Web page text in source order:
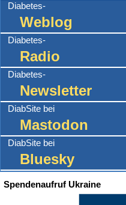
Diabetes-
Weblog
Diabetes-
Radio
Diabetes-
Newsletter
DiabSite bei
Mastodon
DiabSite bei
Bluesky
Spendenaufruf Ukraine